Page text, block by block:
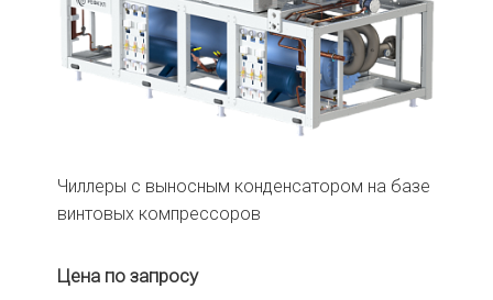
Чиллеры с выносным конденсатором на базе
винтовых компрессоров
Цена по запросу